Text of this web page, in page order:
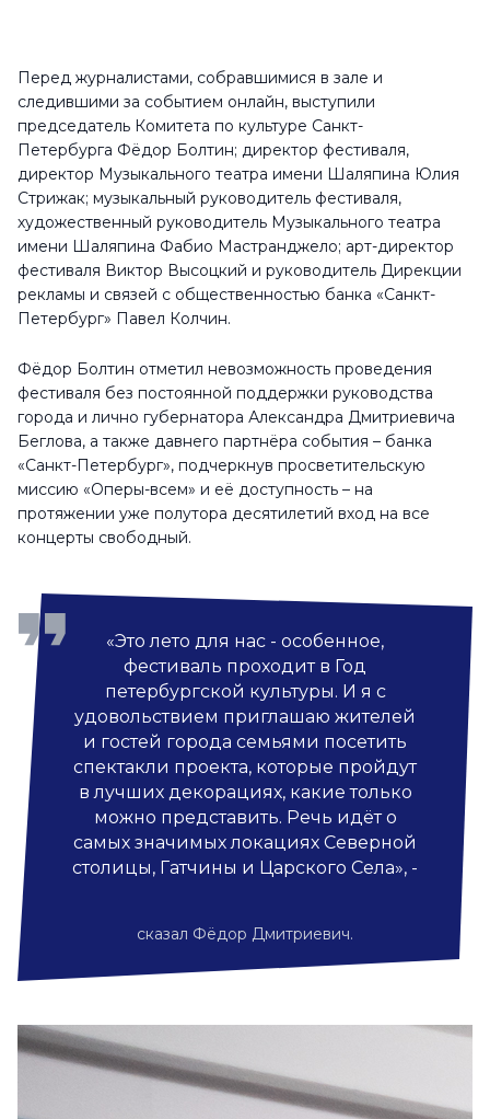
Перед журналистами, собравшимися в зале и
следившими за событием онлайн, выступили
председатель Комитета по культуре Санкт-
Петербурга Фёдор Болтин; директор фестиваля,
директор Музыкального театра имени Шаляпина Юлия
Стрижак; музыкальный руководитель фестиваля,
художественный руководитель Музыкального театра
имени Шаляпина Фабио Мастранджело; арт-директор
фестиваля Виктор Высоцкий и руководитель Дирекции
рекламы и связей с общественностью банка «Санкт-
Петербург» Павел Колчин.
Фёдор Болтин отметил невозможность проведения
фестиваля без постоянной поддержки руководства
города и лично губернатора Александра Дмитриевича
Беглова, а также давнего партнёра события – банка
«Санкт-Петербург», подчеркнув просветительскую
миссию «Оперы-всем» и её доступность – на
протяжении уже полутора десятилетий вход на все
концерты свободный.
«Это лето для нас - особенное,
фестиваль проходит в Год
петербургской культуры. И я с
удовольствием приглашаю жителей
и гостей города семьями посетить
спектакли проекта, которые пройдут
в лучших декорациях, какие только
можно представить. Речь идёт о
самых значимых локациях Северной
столицы, Гатчины и Царского Села», -
сказал Фёдор Дмитриевич.